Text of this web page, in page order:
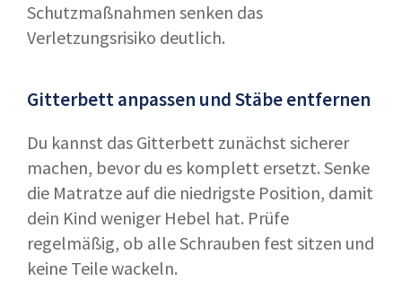
Schutzmaßnahmen senken das
Verletzungsrisiko deutlich.
Gitterbett anpassen und Stäbe entfernen
Du kannst das Gitterbett zunächst sicherer
machen, bevor du es komplett ersetzt. Senke
die Matratze auf die niedrigste Position, damit
dein Kind weniger Hebel hat. Prüfe
regelmäßig, ob alle Schrauben fest sitzen und
keine Teile wackeln.